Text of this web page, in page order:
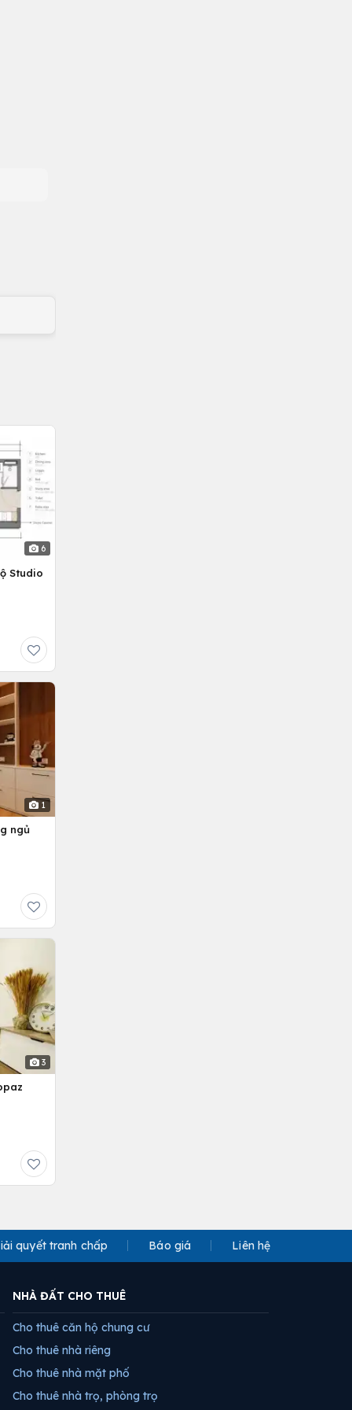
6
Studio
1
ngủ
3
quyết tranh chấp Báo giá Liên hệ
NHÀ ĐẤT CHO THUÊ
Cho thuê căn hộ chung cư
Cho thuê nhà riêng
Cho thuê nhà mặt phố
Cho thuê nhà trọ, phòng trọ